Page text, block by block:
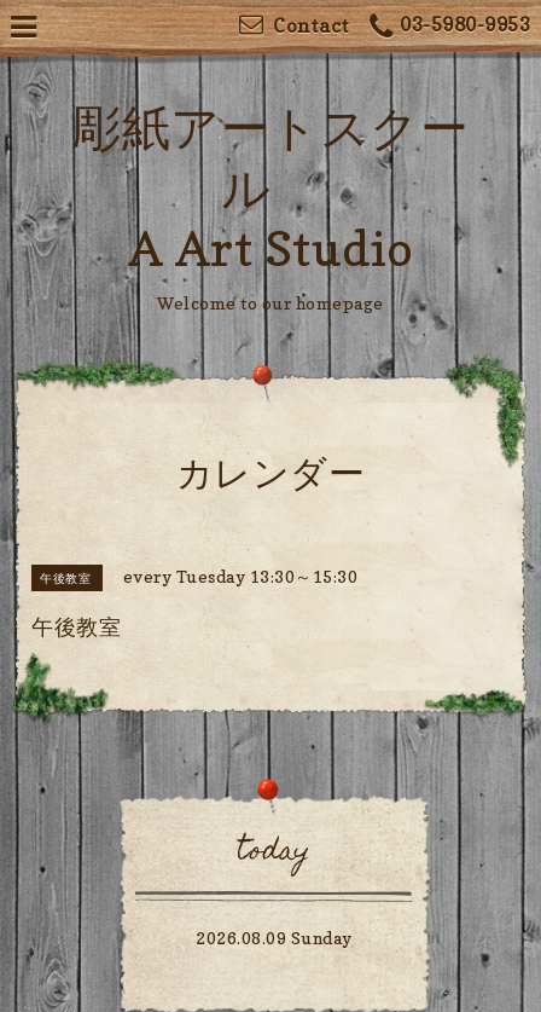
03-5980-9953
Contact
彫紙アートスクー
ル
A Art Studio
Welcome to our homepage
カレンダー
午後教室 every Tuesday 13:30～15:30
午後教室
today
2026.08.09 Sunday